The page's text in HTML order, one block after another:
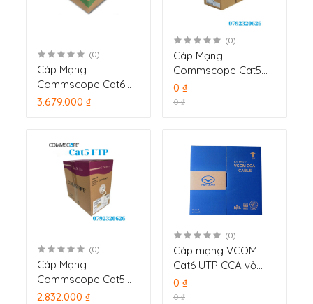
(0)
Cáp Mạng
Commscope Cat6
UTP cuộn 305m
3.679.000 ₫
(0)
Cáp Mạng
Commscope Cat5
FTP cuộn 305m
0 ₫
0 ₫
(0)
Cáp Mạng
Commscope Cat5
UTP cuộn 305m
2.832.000 ₫
(0)
Cáp mạng VCOM
Cat6 UTP CCA vỏ
PVC 305m
0 ₫
0 ₫